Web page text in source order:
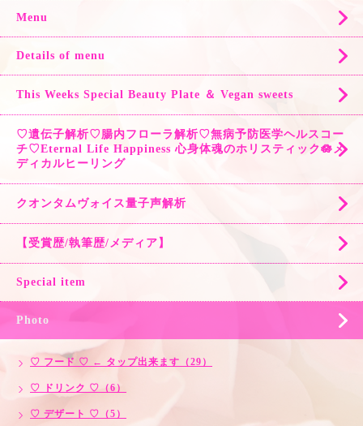
Menu
Details of menu
This Weeks Special Beauty Plate ＆ Vegan sweets
♡遺伝子解析♡腸内フローラ解析♡無病予防医学ヘルスコー
チ♡Eternal Life Happiness 心身体魂のホリスティック🪷メ
ディカルヒーリング
クオンタムヴォイス量子声解析
【受賞歴/執筆歴/メディア】
Special item
Photo
♡ フード ♡ ← タップ出来ます（29）
♡ ドリンク ♡（6）
♡ デザート ♡（5）